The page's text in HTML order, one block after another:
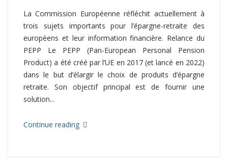
La Commission Européenne réfléchit actuellement à
trois sujets importants pour l’épargne-retraite des
européens et leur information financière. Relance du
PEPP Le PEPP (Pan-European Personal Pension
Product) a été créé par l’UE en 2017 (et lancé en 2022)
dans le but d’élargir le choix de produits d’épargne
retraite. Son objectif principal est de fournir une
solution...
Continue reading